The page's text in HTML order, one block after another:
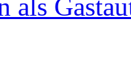
als